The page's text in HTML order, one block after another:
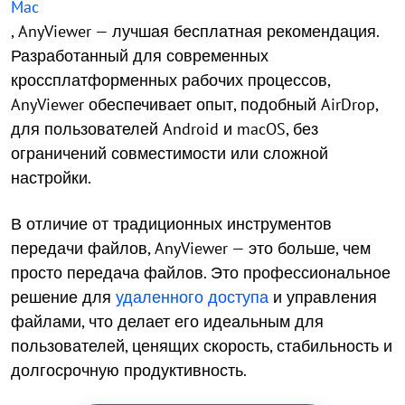
Mac
, AnyViewer — лучшая бесплатная рекомендация.
Разработанный для современных
кроссплатформенных рабочих процессов,
AnyViewer обеспечивает опыт, подобный AirDrop,
для пользователей Android и macOS, без
ограничений совместимости или сложной
настройки.
В отличие от традиционных инструментов
передачи файлов, AnyViewer — это больше, чем
просто передача файлов. Это профессиональное
решение для удаленного доступа и управления
файлами, что делает его идеальным для
пользователей, ценящих скорость, стабильность и
долгосрочную продуктивность.